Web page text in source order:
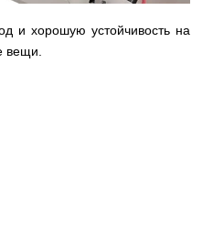
и хорошую устойчивость на
вещи.